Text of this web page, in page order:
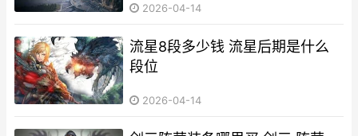
2026-04-14
流星8段多少钱 流星后期是什么
段位
2026-04-14